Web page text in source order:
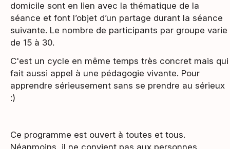
domicile sont en lien avec la thématique de la
séance et font l’objet d’un partage durant la séance
suivante. Le nombre de participants par groupe varie
de 15 à 30.
C'est un cycle en même temps très concret mais qui
fait aussi appel à une pédagogie vivante. Pour
apprendre sérieusement sans se prendre au sérieux
:)
Ce programme est ouvert à toutes et tous.
Néanmoins, il ne convient pas aux personnes